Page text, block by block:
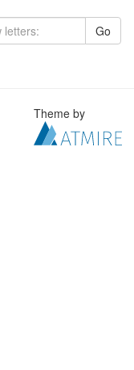
Go
Theme by